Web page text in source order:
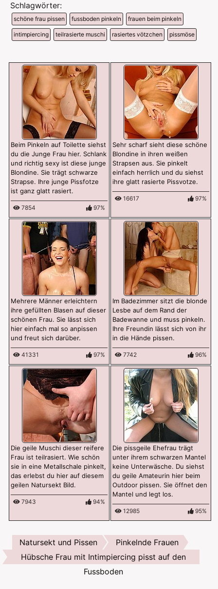
Schlagwörter:
schöne frau pissen fussboden pinkeln frauen beim pinkeln
intimpiercing teilrasierte muschi rasiertes vötzchen pissmöse
Beim Pinkeln auf Toilette siehst
du die Junge Frau hier. Schlank
und richtig sexy ist diese junge
Blondine. Sie trägt schwarze
Strapse. Ihre junge Pissfotze
ist ganz glatt rasiert.
7854 97%
Sehr scharf sieht diese schöne
Blondine in ihren weißen
Strapsen aus. Sie pinkelt
einfach herrlich und du siehst
ihre glatt rasierte Pissvotze.
16617 97%
Mehrere Männer erleichtern
ihre gefüllten Blasen auf dieser
schönen Frau. Sie lässt sich
hier einfach mal so anpissen
und freut sich darüber.
41331 97%
Im Badezimmer sitzt die blonde
Lesbe auf dem Rand der
Badewanne und muss pinkeln.
Ihre Freundin lässt sich von ihr
in die Hände pissen.
7742 96%
Die geile Muschi dieser reifere
Frau ist teilrasiert. Wie schön
sie in eine Metallschale pinkelt,
das erlebst du hier auf diesem
geilen Natursekt Bild.
7943 94%
Die pissgeile Ehefrau trägt
unter ihrem schwarzen Mantel
keine Unterwäsche. Du siehst
du geile Amateurin hier beim
Outdoor pissen. Sie öffnet den
Mantel und legt los.
12985 95%
Natursekt und Pissen
Pinkelnde Frauen
Hübsche Frau mit Intimpiercing pisst auf den
Fussboden